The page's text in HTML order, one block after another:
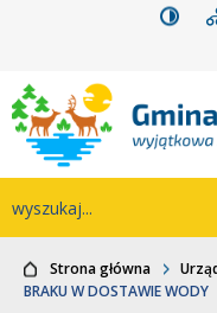
Przejdź do
Przejdź do
Przejdź do
Przejdź do
Strona główna
BRAKU W DOSTAWIE WODY